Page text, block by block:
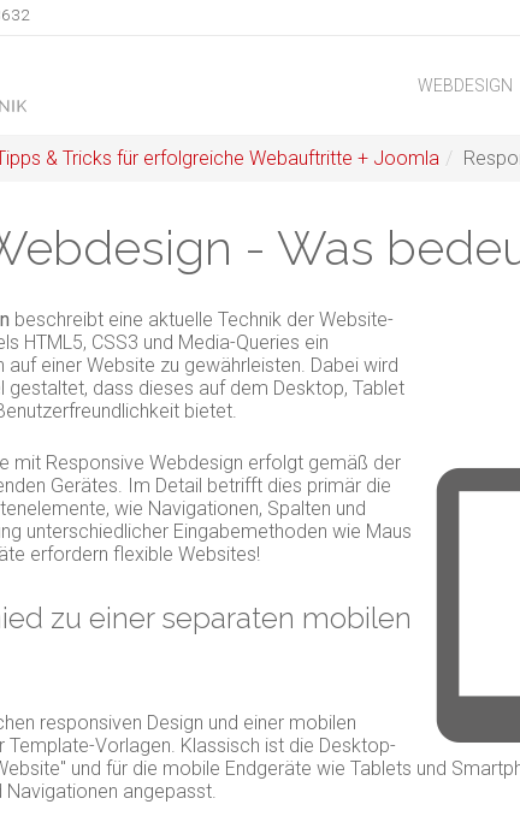
WEBDESIGN
& Tricks für erfolgreiche Webauftritte + Joomla /
- Was
beschreibt eine aktuelle Technik der Website-
HTML5, CSS3 und Media-Queries ein
einer Website zu gewährleisten. Dabei wird
dass dieses auf dem Desktop, Tablet
bietet.
mit Responsive Webdesign erfolgt gemäß der
Gerätes. Im Detail betrifft dies primär die
wie Navigationen, Spalten und
unterschiedlicher Eingabemethoden wie Maus
erfordern flexible Websites!
zu einer separaten mobilen
responsiven Design und einer mobilen
Template-Vorlagen. Klassisch ist die Desktop-
und für die mobile Endgeräte wie Tablets und
angepasst.